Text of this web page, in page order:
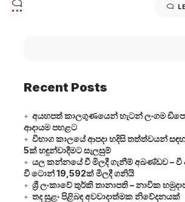
Recent Posts
අයහපත් කාලගුණයෙන් හැටන් ලංගම
ආදායම පහළට
විභාග කාලයේ ආපදා හදිසි තත්ත්වයන්
5ක් හඳුන්වාදීමට සැලසුම්
යල කන්නයේ වී මිලදී ගැනීම් අඛණ්ඩව –
වී ටොන් 19,592ක් මිලදී ගනියි
ශ්‍රී ලංකාවේ තුර්කි තානාපති – නාවික
තද සුළං පිළිබඳ අවවාදාත්මක නිවේදනයක්